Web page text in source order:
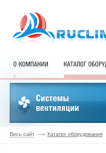
Весь сайт Каталог оборудования